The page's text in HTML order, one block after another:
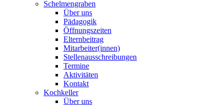
Schelmengraben
Über uns
Pädagogik
Öffnungszeiten
Elternbeitrag
Mitarbeiter(innen)
Stellenausschreibungen
Termine
Aktivitäten
Kontakt
Kochkeller
Über uns